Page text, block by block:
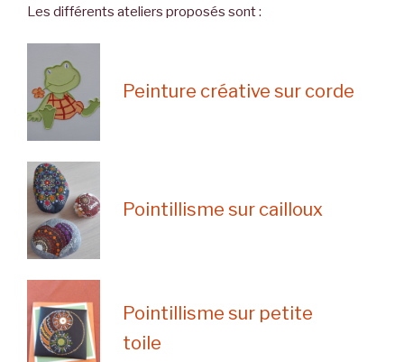
Les différents ateliers proposés sont :
Peinture créative sur corde
Pointillisme sur cailloux
Pointillisme sur petite
toile